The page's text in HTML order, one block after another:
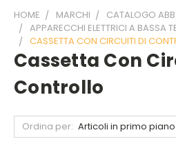
HOME MARCHI
CATALOGO ABB
APPARECCHI ELETTRICI A BASSA
CASSETTA CON CIRCUITI DI
Cassetta Con
Controllo
Ordina per: